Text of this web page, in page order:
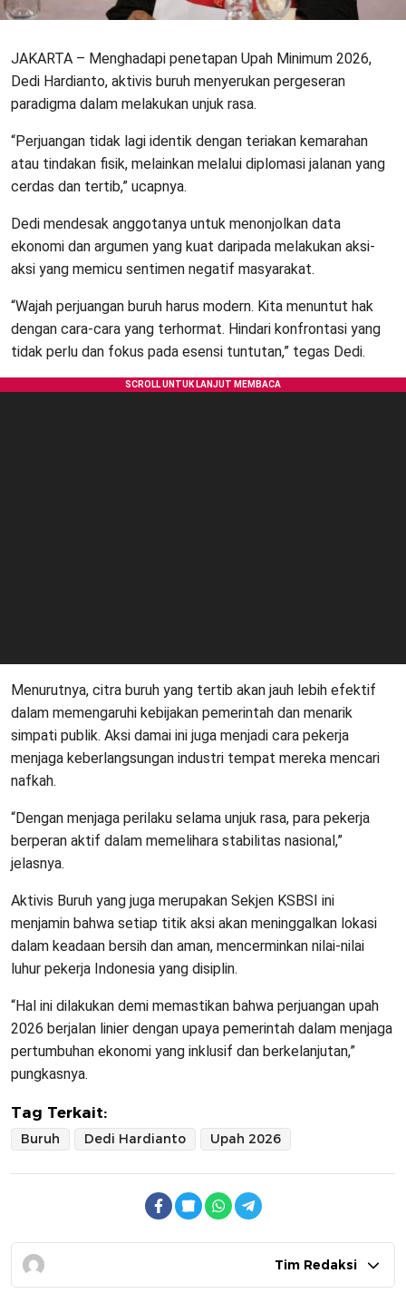
JAKARTA – Menghadapi penetapan Upah Minimum 2026,
Dedi Hardianto, aktivis buruh menyerukan pergeseran
paradigma dalam melakukan unjuk rasa.
“Perjuangan tidak lagi identik dengan teriakan kemarahan
atau tindakan fisik, melainkan melalui diplomasi jalanan yang
cerdas dan tertib,” ucapnya.
Dedi mendesak anggotanya untuk menonjolkan data
ekonomi dan argumen yang kuat daripada melakukan aksi-
aksi yang memicu sentimen negatif masyarakat.
“Wajah perjuangan buruh harus modern. Kita menuntut hak
dengan cara-cara yang terhormat. Hindari konfrontasi yang
tidak perlu dan fokus pada esensi tuntutan,” tegas Dedi.
Menurutnya, citra buruh yang tertib akan jauh lebih efektif
dalam memengaruhi kebijakan pemerintah dan menarik
simpati publik. Aksi damai ini juga menjadi cara pekerja
menjaga keberlangsungan industri tempat mereka mencari
nafkah.
“Dengan menjaga perilaku selama unjuk rasa, para pekerja
berperan aktif dalam memelihara stabilitas nasional,”
jelasnya.
Aktivis Buruh yang juga merupakan Sekjen KSBSI ini
menjamin bahwa setiap titik aksi akan meninggalkan lokasi
dalam keadaan bersih dan aman, mencerminkan nilai-nilai
luhur pekerja Indonesia yang disiplin.
“Hal ini dilakukan demi memastikan bahwa perjuangan upah
2026 berjalan linier dengan upaya pemerintah dalam menjaga
pertumbuhan ekonomi yang inklusif dan berkelanjutan,”
pungkasnya.
Tag Terkait:
Buruh Dedi Hardianto Upah 2026
Tim Redaksi